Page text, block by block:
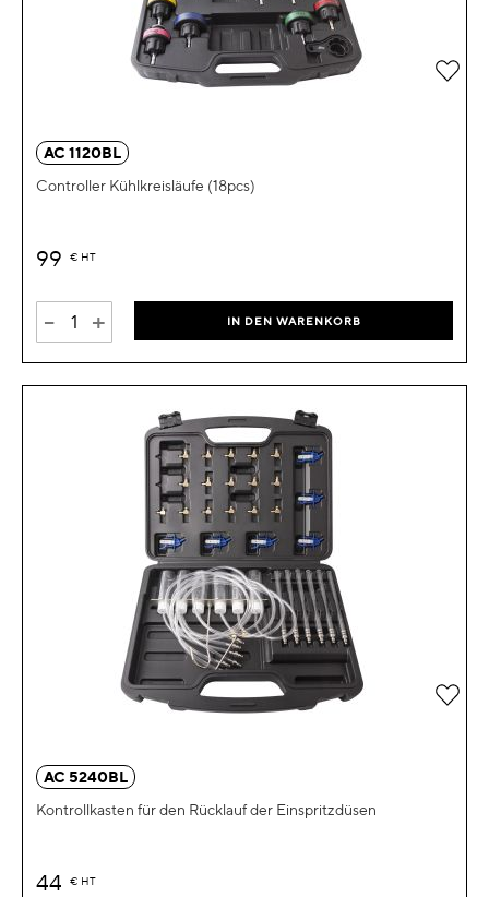
AC 1120BL
Controller Kühlkreisläufe (18pcs)
99 € HT
- + IN DEN WARENKORB
Zur
AC 5240BL
Kontrollkasten für den Rücklauf der Einspritzdüsen
44 € HT
Zur